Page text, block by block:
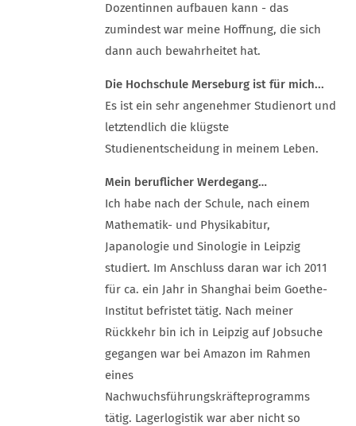
Dozentinnen aufbauen kann - das
zumindest war meine Hoffnung, die sich
dann auch bewahrheitet hat.
Die Hochschule Merseburg ist für mich...
Es ist ein sehr angenehmer Studienort und
letztendlich die klügste
Studienentscheidung in meinem Leben.
Mein beruflicher Werdegang…
Ich habe nach der Schule, nach einem
Mathematik- und Physikabitur,
Japanologie und Sinologie in Leipzig
studiert. Im Anschluss daran war ich 2011
für ca. ein Jahr in Shanghai beim Goethe-
Institut befristet tätig. Nach meiner
Rückkehr bin ich in Leipzig auf Jobsuche
gegangen war bei Amazon im Rahmen
eines
Nachwuchsführungskräfteprogramms
tätig. Lagerlogistik war aber nicht so